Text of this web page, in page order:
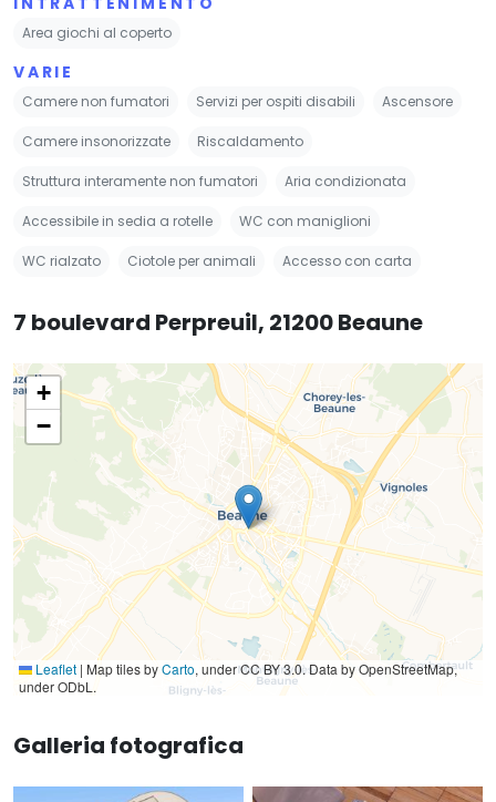
Area giochi al coperto
VARIE
Camere non fumatori Servizi per ospiti disabili Ascensore
Camere insonorizzate Riscaldamento
Struttura interamente non fumatori Aria condizionata
Accessibile in sedia a rotelle WC con maniglioni
WC rialzato Ciotole per animali Accesso con carta
7 boulevard Perpreuil, 21200 Beaune
+
−
Leaflet | Map tiles byCarto, under CC BY 3.0. Data by OpenStreetMap,
under ODbL.
Galleria fotografica